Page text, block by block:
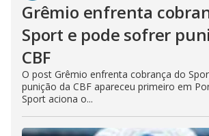
Grêmio enfrenta
Sport e pode sofrer
CBF
O post Grêmio enfrenta cobrança do
punição da CBF apareceu primeiro em
Sport aciona o...